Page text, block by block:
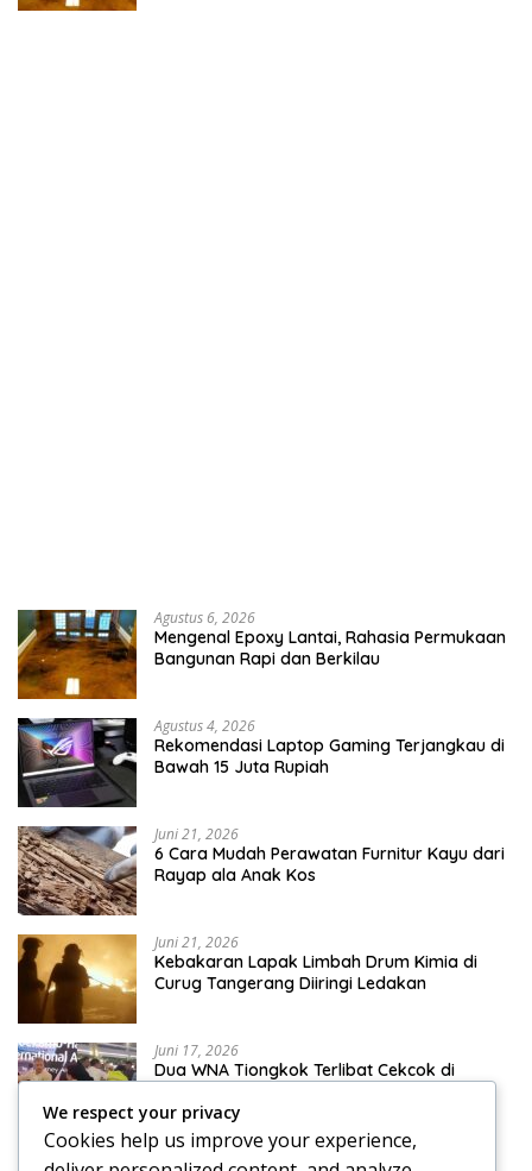
Agustus 6, 2026
Mengenal Epoxy Lantai, Rahasia Permukaan
Bangunan Rapi dan Berkilau
Agustus 4, 2026
Rekomendasi Laptop Gaming Terjangkau di
Bawah 15 Juta Rupiah
Juni 21, 2026
6 Cara Mudah Perawatan Furnitur Kayu dari
Rayap ala Anak Kos
Juni 21, 2026
Kebakaran Lapak Limbah Drum Kimia di
Curug Tangerang Diiringi Ledakan
Juni 17, 2026
Dua WNA Tiongkok Terlibat Cekcok di
Juni 17, 2026
We respect your privacy
Cookies help us improve your experience,